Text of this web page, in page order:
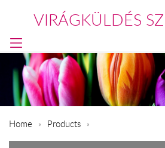
VIRÁGKÜLDÉS
Home Products